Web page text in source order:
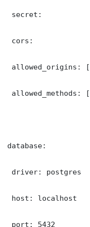
secret:
cors:
allowed_origins:
allowed_methods:
database:
driver: postgres
host: localhost
port: 5432